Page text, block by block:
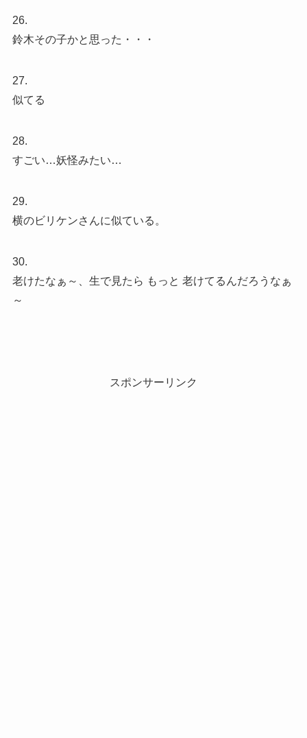
26.
鈴木その子かと思った・・・
27.
似てる
28.
すごい…妖怪みたい…
29.
横のビリケンさんに似ている。
30.
老けたなぁ～、生で見たら もっと 老けてるんだろうなぁ
～
スポンサーリンク